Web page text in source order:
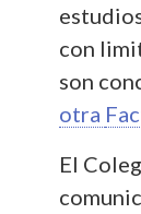
con
son
otra
El